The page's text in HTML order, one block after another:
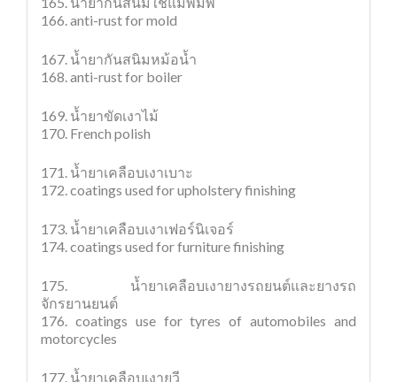
166. anti-rust for mold
167. น้ำยากันสนิมหม้อน้ำ
168. anti-rust for boiler
169. น้ำยาขัดเงาไม้
170. French polish
171. น้ำยาเคลือบเงาเบาะ
172. coatings used for upholstery finishing
173. น้ำยาเคลือบเงาเฟอร์นิเจอร์
174. coatings used for furniture finishing
175. น้ำยาเคลือบเงายางรถยนต์และยางรถ
จักรยานยนต์
176. coatings use for tyres of automobiles and
motorcycles
177. น้ำยาเคลือบเงายูวี